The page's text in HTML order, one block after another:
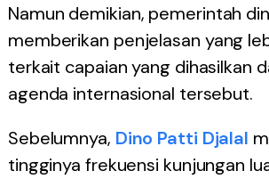
Namun demikian, pemerintah
memberikan penjelasan yang
terkait capaian yang dihasilkan
agenda internasional tersebut.
Sebelumnya, Dino Patti Djalal
tingginya frekuensi kunjungan